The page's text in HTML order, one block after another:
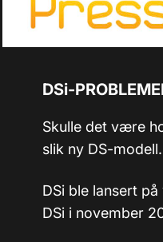
DSi-
Skulle det være
slik ny DS-modell.
DSi ble lansert
DSi i november